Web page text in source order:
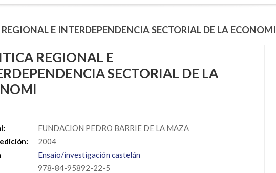
E INTERDEPENDENCIA SECTORIAL DE LA ECONOMI
REGIONAL E
SECTORIAL DE LA
FUNDACION PEDRO BARRIE DE LA MAZA
2004
Ensaio/investigación castelán
978-84-95892-22-5